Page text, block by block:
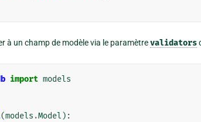
à un champ de modèle via le paramètrevalidators
import models
(models .Model ):